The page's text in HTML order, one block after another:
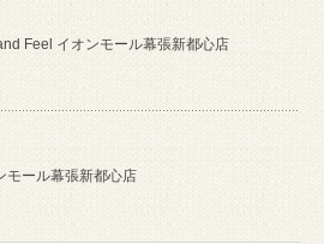
Feel イオンモール幕張新都心店
モール幕張新都心店